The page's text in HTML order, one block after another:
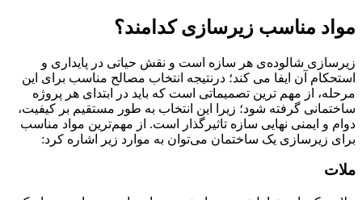
مواد مناسب زیرسازی کدامند؟
زیرسازی شالوده‌ی هر سازه است و نقش حیاتی در پایداری و
استحکام آن ایفا می کند؛ درنتیجه انتخاب مصالح مناسب برای این
مرحله، از مهم ترین تصمیماتی است که باید در ابتدای هر پروژه
ساختمانی گرفته شود؛ زیرا این انتخاب به طور مستقیم بر کیفیت،
دوام و ایمنی نهایی سازه تاثیرگذار است. از مهم‌ترین مواد مناسب
برای زیرسازی یک ساختمان می‌توان به موارد زیر اشاره کرد:
ملات